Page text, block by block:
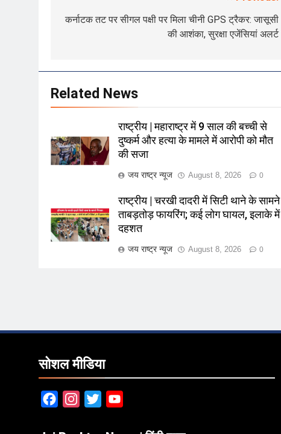
navigation
कर्नाटक तट पर सीगल पक्षी पर मिला चीनी GPS ट्रैकर: जासूसी
की आशंका, सुरक्षा एजेंसियां अलर्ट
Related News
राष्ट्रीय | महाराष्ट्र में 9 साल की बच्ची से
दुष्कर्म और हत्या के मामले में आरोपी को मौत
की सजा
जय राष्ट्र न्यूज August 8, 2026 0
राष्ट्रीय | चरखी दादरी में सिटी थाने के सामने
ताबड़तोड़ फायरिंग; कई लोग घायल, इलाके में
दहशत
जय राष्ट्र न्यूज August 8, 2026 0
सोशल मीडिया
FacebookInstagram
Twitter